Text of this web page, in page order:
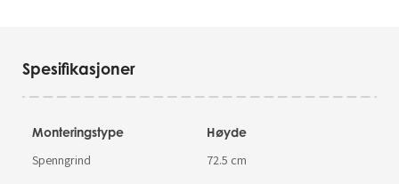
Spesifikasjoner
Monteringstype
Spenngrind
Høyde
72.5 cm